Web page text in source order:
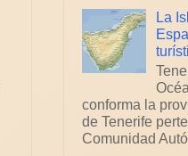
La
conforma la
de Tenerife
Comunidad